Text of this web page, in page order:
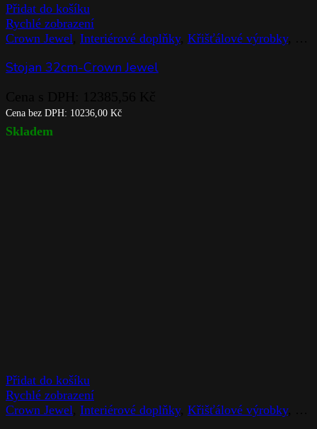
Přidat do košíku
Rychlé zobrazení
Crown Jewel Interiérové doplňky, Křišťálové výrobky,
Stojan 32cm-Crown Jewel
Cena bez DPH: 10236,00 Kč
Skladem
Přidat do košíku
Rychlé zobrazení
Crown Jewel Interiérové doplňky, Křišťálové výrobky,